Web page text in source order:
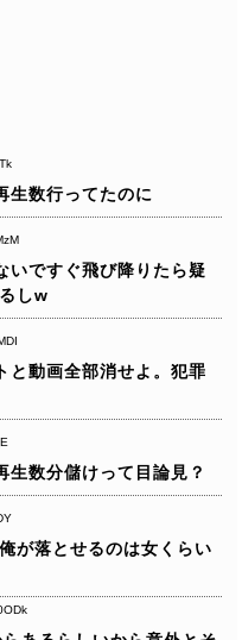
生数行ってたのに
いですぐ飛び降りたら疑
しw
と動画全部消せよ。犯罪
生数分儲けって目論見？
俺が落とせるのは女くらい